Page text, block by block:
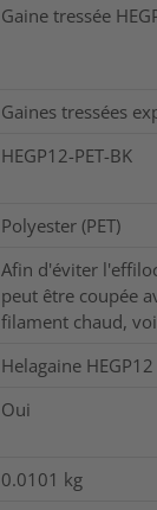
Gaine tressée
Gaines tressées
HEGP12-PET-BK
Polyester (PET)
Afin d'éviter
peut être coupée
filament chaud,
Helagaine HEGP12
Oui
0.0101 kg